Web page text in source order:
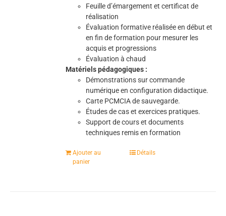
Feuille d’émargement et certificat de
réalisation
Évaluation formative réalisée en début et
en fin de formation pour mesurer les
acquis et progressions
Évaluation à chaud
Matériels pédagogiques :
Démonstrations sur commande
numérique en configuration didactique.
Carte PCMCIA de sauvegarde.
Études de cas et exercices pratiques.
Support de cours et documents
techniques remis en formation
Ajouter au
panier
Détails